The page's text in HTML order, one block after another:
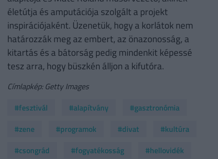
életútja és amputációja szolgált a projekt
inspirációjaként. Üzenetük, hogy a korlátok nem
határozzák meg az embert, az önazonosság, a
kitartás és a bátorság pedig mindenkit képessé
tesz arra, hogy büszkén álljon a kifutóra.
Címlapkép: Getty Images
#fesztivál
#alapítvány
#gasztronómia
#zene
#programok #divat
#kultúra
#csongrád
#fogyatékosság
#hellovidék